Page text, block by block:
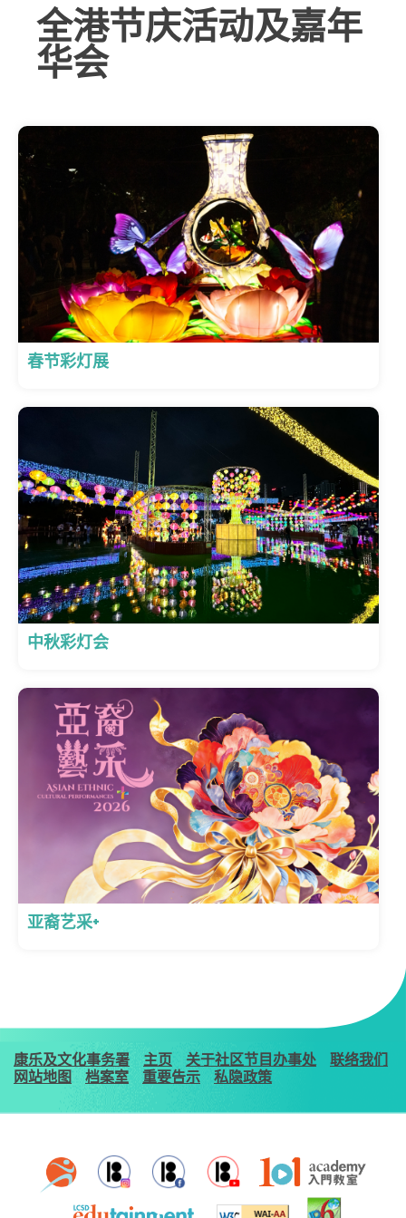
全港节庆活动及嘉年
华会
春节彩灯展
中秋彩灯会
亚裔艺采+
康乐及文化事务署 主页 关于社区节目办事处
联络我们
网站地图
档案室 重要告示 私隐政策